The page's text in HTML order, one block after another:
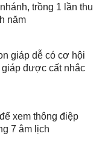
trồng 1 lần thu
năm
giáp dễ có cơ hội
được cất nhắc
xem thông điệp
7 âm lịch